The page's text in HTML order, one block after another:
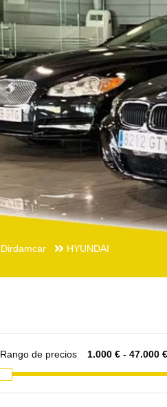
Dirdamcar HYUNDAI
Rango de precios